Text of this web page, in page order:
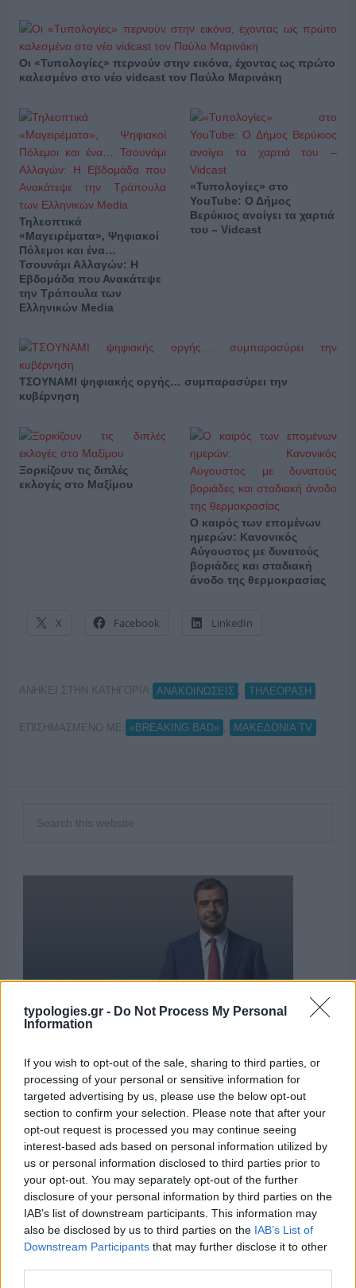
typologies.gr - Do Not Process My Personal
Information
If you wish to opt-out of the sale, sharing to third parties, or
processing of your personal or sensitive information for
targeted advertising by us, please use the below opt-out
section to confirm your selection. Please note that after your
opt-out request is processed you may continue seeing
interest-based ads based on personal information utilized by
us or personal information disclosed to third parties prior to
your opt-out. You may separately opt-out of the further
disclosure of your personal information by third parties on the
IAB’s list of downstream participants. This information may
also be disclosed by us to third parties on the IAB’s List of
Downstream Participants that may further disclose it to other
Οι «Τυπολογίες» περνούν στην εικόνα, έχοντας ως πρώτο
καλεσμένο στο νέο vidcast τον Παύλο Μαρινάκη
Τηλεοπτικά
«Μαγειρέματα», Ψηφιακοί
Πόλεμοι και ένα…
Τσουνάμι Αλλαγών: Η
Εβδομάδα που Ανακάτεψε
την Τράπουλα των
Ελληνικών Media
«Τυπολογίες» στο
YouTube: Ο Δήμος
Βερύκιος ανοίγει τα χαρτιά
του – Vidcast
ΤΣΟΥΝΑΜΙ ψηφιακής οργής… συμπαρασύρει την
κυβέρνηση
Ξορκίζουν τις διπλές
εκλογές στο Μαξίμου
Ο καιρός των επομένων
ημερών: Κανονικός
Αύγουστος με δυνατούς
βοριάδες και σταδιακή
άνοδο της θερμοκρασίας
X Facebook LinkedIn
ΑΝΗΚΕΙ ΣΤΗΝ ΚΑΤΗΓΟΡΙΑ: ΑΝΑΚΟΙΝΩΣΕΙΣ ΤΗΛΕΟΡΑΣΗ
ΕΠΙΣΗΜΑΣΜΕΝΟ ΜΕ: «BREAKING BAD» ΜΑΚΕΔΟΝΙΑ TV
ΑΙΧΜΕΣ
ΑΙΧΜΕΣ: Και άλλες αποχωρήσεις και
άλλες συμφωνίες
Το Καλοκαίρι αυτό στα ΜΜΕ θυμίζει αίθουσα αφίξεων και
αναχωρήσεων αεροδρομίου. Άλλοι γνωρίζουν τον
προορισμό τους και άλλοι αλλάζουν πορεία, ενώ έχουν
ξεκινήσει για άλλου καταλήγουν σε άλλο σημείο. Η